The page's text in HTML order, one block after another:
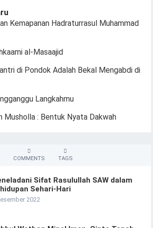
Kemapanan Hadraturrasul Muhammad
al-Masaajid
di Pondok Adalah Bekal Mengabdi di
Langkahmu
Musholla : Bentuk Nyata Dakwah
COMMENTS TAGS
Sifat Rasulullah SAW dalam
Sehari-Hari
2022